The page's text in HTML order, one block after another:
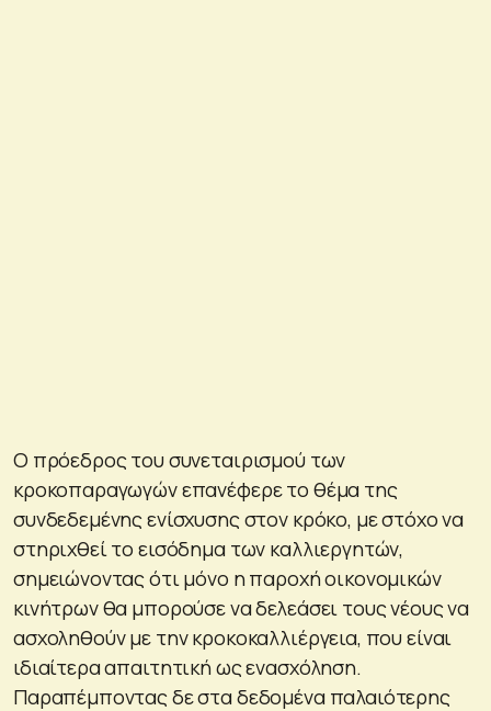
Ο πρόεδρος του συνεταιρισμού των
κροκοπαραγωγών επανέφερε το θέμα της
συνδεδεμένης ενίσχυσης στον κρόκο, με στόχο να
στηριχθεί το εισόδημα των καλλιεργητών,
σημειώνοντας ότι μόνο η παροχή οικονομικών
κινήτρων θα μπορούσε να δελεάσει τους νέους να
ασχοληθούν με την κροκοκαλλιέργεια, που είναι
ιδιαίτερα απαιτητική ως ενασχόληση.
Παραπέμποντας δε στα δεδομένα παλαιότερης